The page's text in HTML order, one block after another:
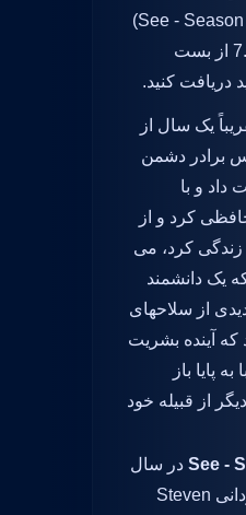
فصل 3 (See - Season 3 2022)
با آی ام دی بی 7.6 از بست
دریافت کنید.
یک سال از
برادر دشمن
داد و با
کرد و از
زندگی کرد، می
یک دانشمند
از سلاحهای
که آینده بشریت
به پایا باز
از قبیله خود
در سال
2022 و به کارگردانی Steven